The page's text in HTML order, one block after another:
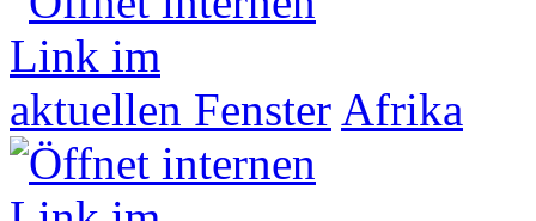
Afrika